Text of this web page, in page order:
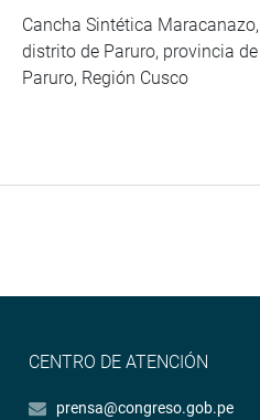
Cancha Sintética Maracanazo,
distrito de Paruro, provincia de
Paruro, Región Cusco
CENTRO DE ATENCIÓN
prensa@congreso.gob.pe